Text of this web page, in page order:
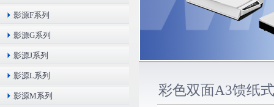
影源F系列
影源G系列
影源J系列
影源L系列
影源M系列 彩色双面A3馈纸